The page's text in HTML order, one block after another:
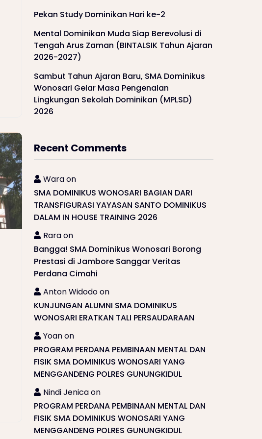
Pekan Study Dominikan Hari ke-2
Mental Dominikan Muda Siap Berevolusi di
Tengah Arus Zaman (BINTALSIK Tahun Ajaran
2026-2027)
Sambut Tahun Ajaran Baru, SMA Dominikus
Wonosari Gelar Masa Pengenalan
Lingkungan Sekolah Dominikan (MPLSD)
2026
Recent Comments
Waraon
SMA DOMINIKUS WONOSARI BAGIAN DARI
TRANSFIGURASI YAYASAN SANTO DOMINIKUS
DALAM IN HOUSE TRAINING 2026
Raraon
Bangga! SMA Dominikus Wonosari Borong
Prestasi di Jambore Sanggar Veritas
Perdana Cimahi
Anton Widodoon
KUNJUNGAN ALUMNI SMA DOMINIKUS
WONOSARI ERATKAN TALI PERSAUDARAAN
Yoanon
PROGRAM PERDANA PEMBINAAN MENTAL DAN
FISIK SMA DOMINIKUS WONOSARI YANG
MENGGANDENG POLRES GUNUNGKIDUL
Nindi Jenicaon
PROGRAM PERDANA PEMBINAAN MENTAL DAN
FISIK SMA DOMINIKUS WONOSARI YANG
MENGGANDENG POLRES GUNUNGKIDUL